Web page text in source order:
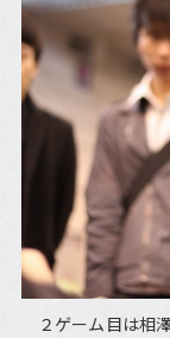
２ゲーム目は相